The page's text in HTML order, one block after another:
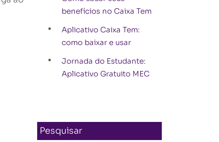
benefícios no Caixa Tem
Aplicativo Caixa Tem:
como baixar e usar
Jornada do Estudante:
Aplicativo Gratuito MEC
Pesquisar